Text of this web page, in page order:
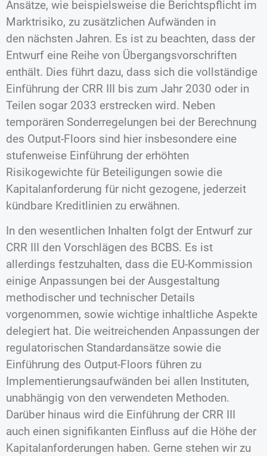
Ansätze, wie beispielsweise die Berichtspflicht im
Marktrisiko, zu zusätzlichen Aufwänden in
den nächsten Jahren. Es ist zu beachten, dass der
Entwurf eine Reihe von Übergangsvorschriften
enthält. Dies führt dazu, dass sich die vollständige
Einführung der CRR III bis zum Jahr 2030 oder in
Teilen sogar 2033 erstrecken wird. Neben
temporären Sonderregelungen bei der Berechnung
des Output-Floors sind hier insbesondere eine
stufenweise Einführung der erhöhten
Risikogewichte für Beteiligungen sowie die
Kapitalanforderung für nicht gezogene, jederzeit
kündbare Kreditlinien zu erwähnen.
In den wesentlichen Inhalten folgt der Entwurf zur
CRR III den Vorschlägen des BCBS. Es ist
allerdings festzuhalten, dass die EU-Kommission
einige Anpassungen bei der Ausgestaltung
methodischer und technischer Details
vorgenommen, sowie wichtige inhaltliche Aspekte
delegiert hat. Die weitreichenden Anpassungen der
regulatorischen Standardansätze sowie die
Einführung des Output-Floors führen zu
Implementierungsaufwänden bei allen Instituten,
unabhängig von den verwendeten Methoden.
Darüber hinaus wird die Einführung der CRR III
auch einen signifikanten Einfluss auf die Höhe der
Kapitalanforderungen haben. Gerne stehen wir zu